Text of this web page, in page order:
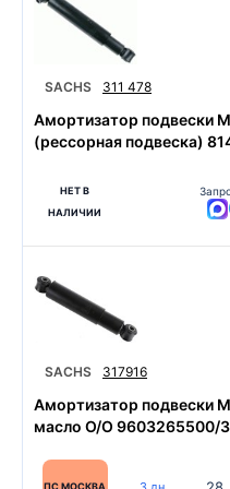
SACHS 311 478
Амортизатор подвески
(рессорная подвеска)
НЕТ В
НАЛИЧИИ
SACHS 317916
Амортизатор подвески
масло O/O 9603265500/
ПС МОСКВА